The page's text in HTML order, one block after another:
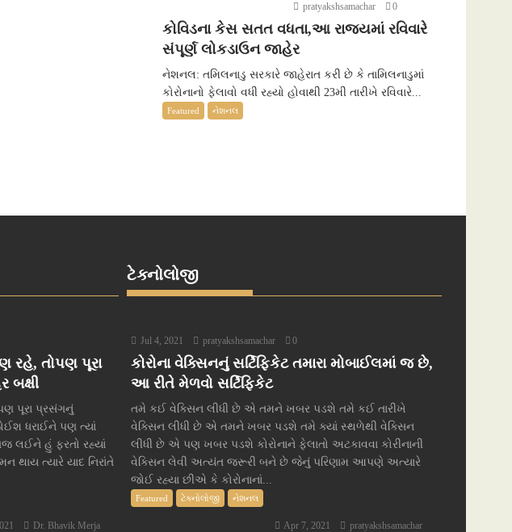
pratyakshsamachar
0
કોવિડના કેસ સતત વધતા,આ રાજ્યમાં રવિવારે
સંપૂર્ણ લોકડાઉન જાહેર
નેશનલ: તમિલનાડુ સરકારે જાહેરાત કરી છે કે તામિલનાડુમાં
કોરોનાનો ફેલાવો વધી રહ્યો હોવાથી 23મી તારીખે રવિવારે...
Featured નેશનલ
રહે, તોપણ પૂરા
બક્ષી
પૂરા પ્રસંગનું
ધરાઈને પણ ત્યાં
લઈને હું ફરતો રહ્યાં
થાય ત્યારે યાદ નિરાંતે
Dr. Bhavik Merja
ટેક્નોલોજી
Jul 4, 2021 pratyakshsamachar 0
કોરોના વેક્સિનનું સર્ટિફિકેટ તમારા મોબાઈલમાં જ છે,
આ રીતે મેળવો સર્ટિફિકેટ
તમે કઈ વેક્સિન લીધી છે એ તમને ખબર પડશે તમે કઈ તારીખે
વેક્સિન લીધી છે એ તમને ખબર પડશે તમે ક્યાં સ્થળેથી વેક્સિન
લીધી છે એ પણ ખબર પડશે કોરોનાને ફેલાતો અટકાવવા કોરીનાની
વેક્સિન લેવી અત્યંત જરૂરી બને છે જેનું પરિણામ આપણે અત્યારે
જોઈ રહ્યા છીએ કે કોરોનાનાં...
Featured ટેક્નોલોજી નેશનલ
Apr 7, 2021
pratyakshsamachar